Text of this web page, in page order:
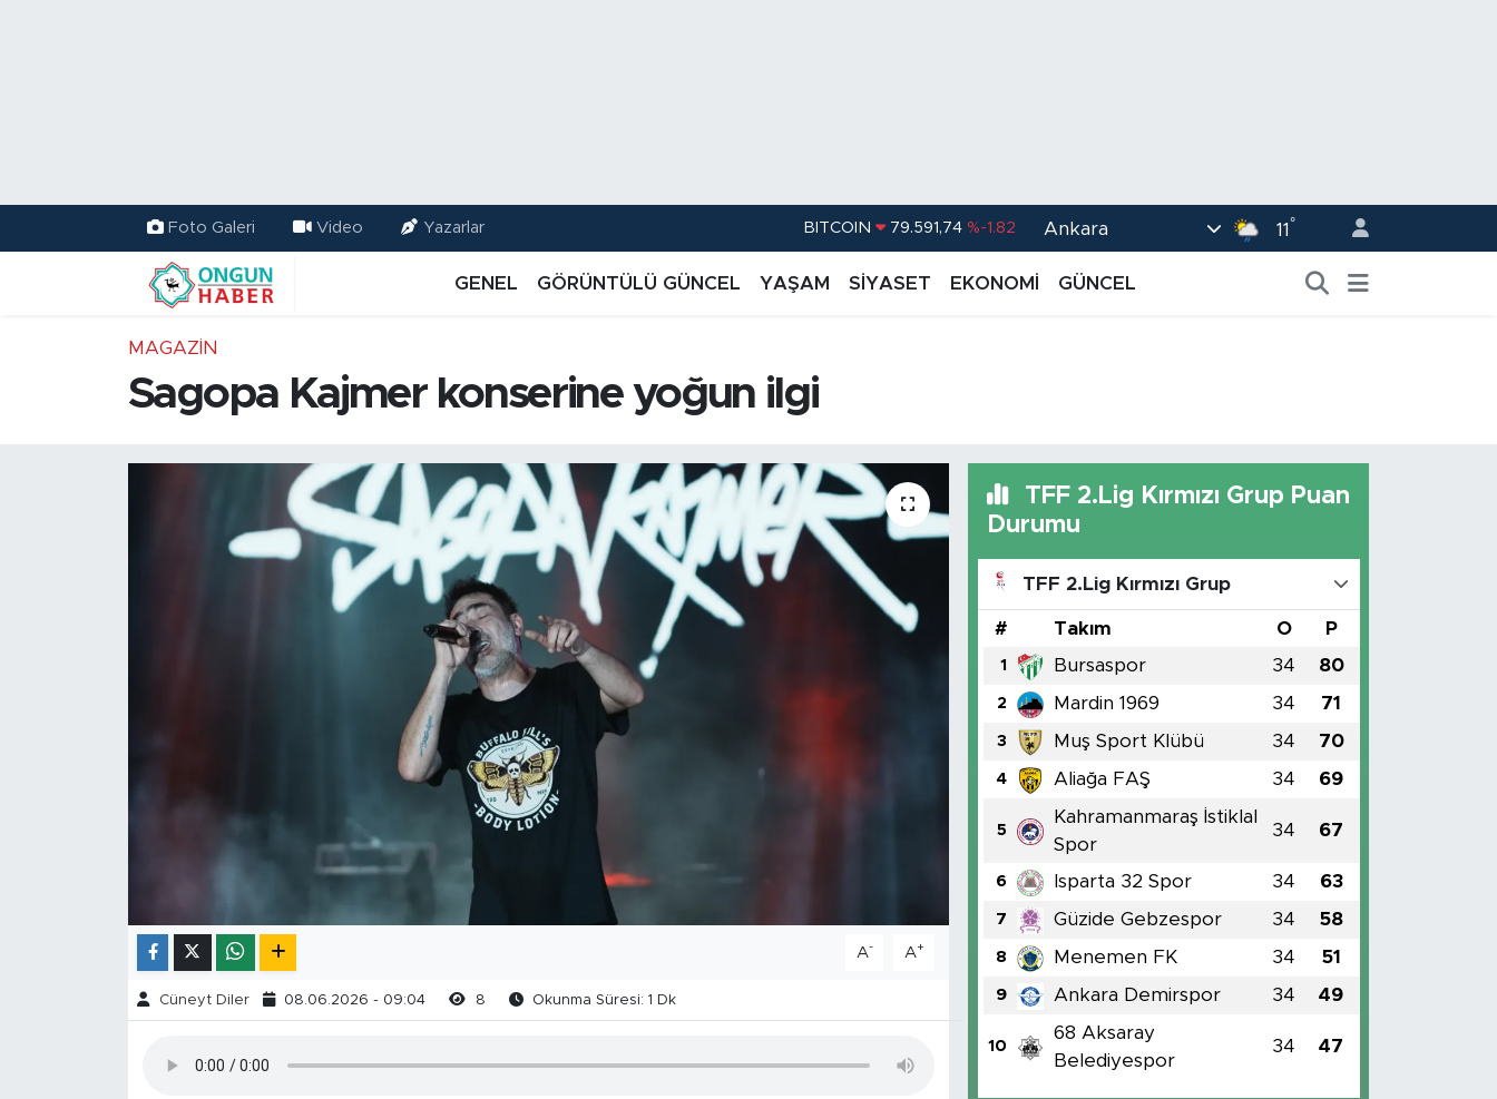
Foto Galeri Video Yazarlar DOLAR 45,43620 %0.02 Ankara 11 °
GENEL GÖRÜNTÜLÜ GÜNCEL YAŞAM SİYASET EKONOMİ GÜNCEL
MAGAZIN
Sagopa Kajmer konserine yoğun ilgi
A- A+
Cüneyt Diler 08.06.2026 - 09:04 8 Okunma Süresi: 1 Dk
TFF 2.Lig Kırmızı Grup Puan
Durumu
TFF 2.Lig Kırmızı Grup
# Takım O P
1 Bursaspor 34 80
2 Mardin 1969 34 71
3 Muş Sport Klübü 34 70
4 Aliağa FAŞ 34 69
5
Kahramanmaraş İstiklal
Spor
34 67
6 Isparta 32 Spor 34 63
7 Güzide Gebzespor 34 58
8 Menemen FK 34 51
9 Ankara Demirspor 34 49
10
68 Aksaray
Belediyespor
34 47
Trafik Durumu
TFF 2.Lig Kırmızı Grup Puan Durumu ve Fikstür